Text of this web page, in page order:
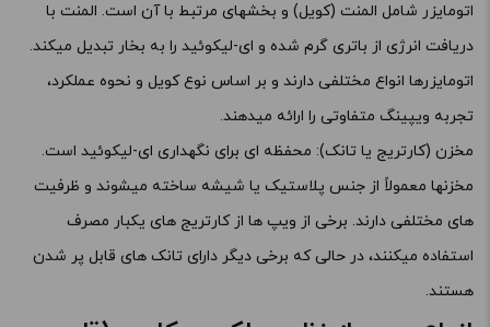
اتومایزر شامل المنت (کویل) و بخشهای مرتبط با آن است. المنت با
دریافت انرژی از باتری گرم شده و ای-لیکوئید را به بخار تبدیل میکند.
اتومایزرها انواع مختلفی دارند و بر اساس نوع کویل و نحوه عملکرد،
تجربه ویپینگ متفاوتی را ارائه میدهند.
مخزن (کارتریج یا تانک): محفظه ای برای نگهداری ای-لیکوئید است.
مخزنها معمولاً از جنس پلاستیک یا شیشه ساخته میشوند و ظرفیت
های مختلفی دارند. برخی از ویپ ها از کارتریج های یکبار مصرف
استفاده میکنند، در حالی که برخی دیگر دارای تانک های قابل پر شدن
هستند.